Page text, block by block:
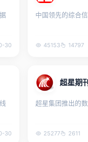
30
中国领先的综合
45153 14797
30
超星期刊
超星集团推出的
25277 2611